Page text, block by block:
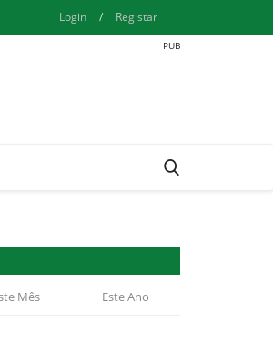
Login / Registar
Mês Este Ano